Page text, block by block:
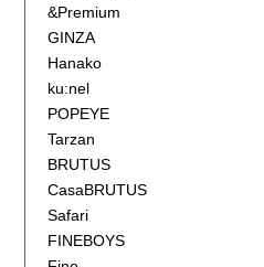
&Premium
GINZA
Hanako
ku:nel
POPEYE
Tarzan
BRUTUS
CasaBRUTUS
Safari
FINEBOYS